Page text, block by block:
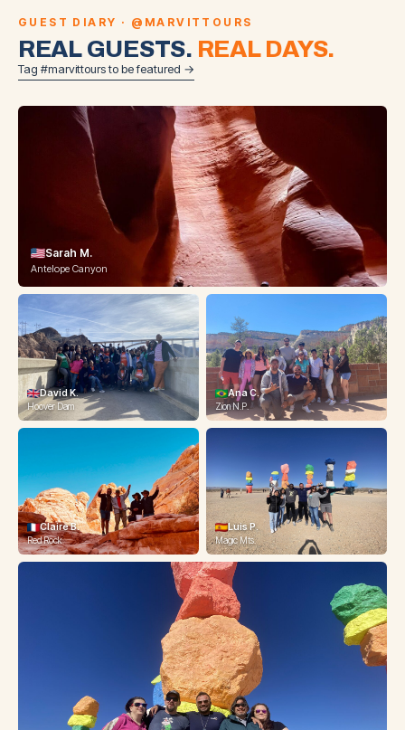
GUEST DIARY · @MARVITTOURS
REAL GUESTS. REAL DAYS.
Tag #marvittours to be featured →
Sarah M.
Antelope Canyon
David K.
Hoover Dam
Ana C.
Zion N.P.
Claire B.
Red Rock
Luis P.
Magic Mts.